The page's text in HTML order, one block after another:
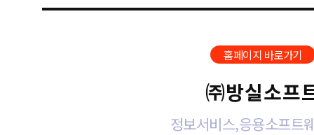
홈페이지 바로가기
㈜방실소프
정보서비스,응용소프트